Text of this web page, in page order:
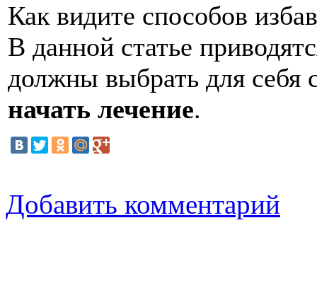
Как видите способов
В данной статье
должны выбрать для
начать лечение.
Добавить комментарий